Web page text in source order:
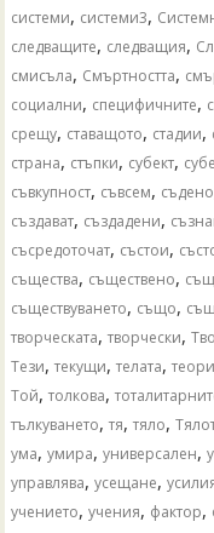
системи, системи3,
следващите, следващия,
смисъла, Смъртността,
социални, специфичните,
срещу, ставащото, стадии,
страна, стъпки, субект,
съвкупност, съвсем, съдено
създават, създадени,
съсредоточат, състои,
същества, съществено,
съществуването, също,
творческата,творчески,
Тези,текущи,телата,
Той,толкова,
тълкуването,тя,тяло,
ума,умира,универсален,
управлява,усещане,
учението,учения, фактор,